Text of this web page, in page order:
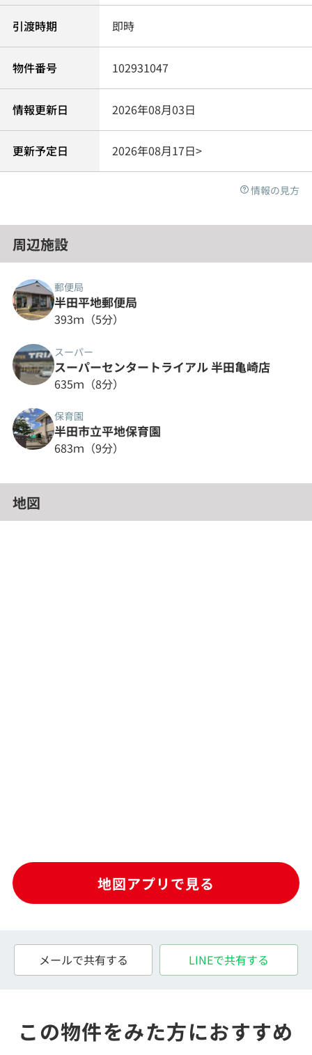
引渡時期 即時
物件番号 102931047
情報更新日 2026年08月03日
更新予定日 2026年08月17日>
情報の見方
周辺施設
郵便局
半田平地郵便局
393ｍ（5分）
スーパー
スーパーセンタートライアル 半田亀崎店
635ｍ（8分）
保育園
半田市立平地保育園
683ｍ（9分）
地図
地図アプリで見る
メールで共有する LINEで共有する
この物件をみた方におすすめ